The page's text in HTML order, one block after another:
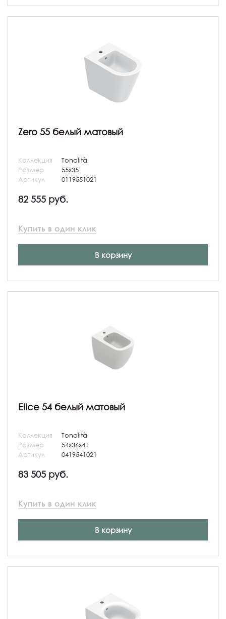
Zero 55 белый матовый
Коллекция
Tonalità
Размер
55x35
Артикул
0119551021
82 555 руб.
Купить в один клик
В корзину
Elice 54 белый матовый
Коллекция
Tonalità
Размер
54x36x41
Артикул
0419541021
83 505 руб.
Купить в один клик
В корзину